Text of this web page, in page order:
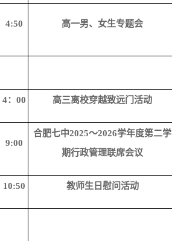
4:50 高一男、女生专题会
4：00 高三离校穿越致远门活动
9:00
合肥七中2025～2026学年度第二学
期行政管理联席会议
10:50 教师生日慰问活动